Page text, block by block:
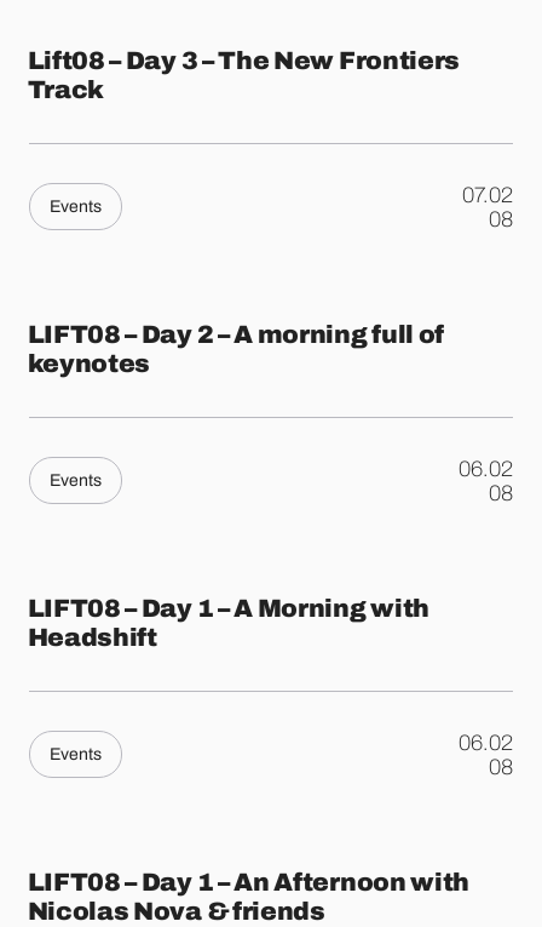
Lift08 – Day 3 – The New Frontiers
Track
Events
07.02
.08
LIFT08 – Day 2 – A morning full of
keynotes
Events
06.02
.08
LIFT08 – Day 1 – A Morning with
Headshift
Events
06.02
.08
LIFT08 – Day 1 – An Afternoon with
Nicolas Nova & friends